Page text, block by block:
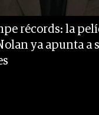
récords: la
ya apunta a